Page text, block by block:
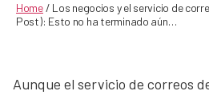
Home/ Los negocios y el servicio de
Post): Esto no ha terminado aún…
Aunque el servicio de correos